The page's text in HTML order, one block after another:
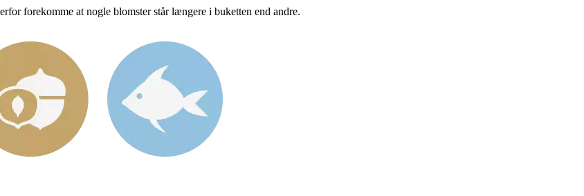
forekomme at nogle blomster står længere i buketten end andre.